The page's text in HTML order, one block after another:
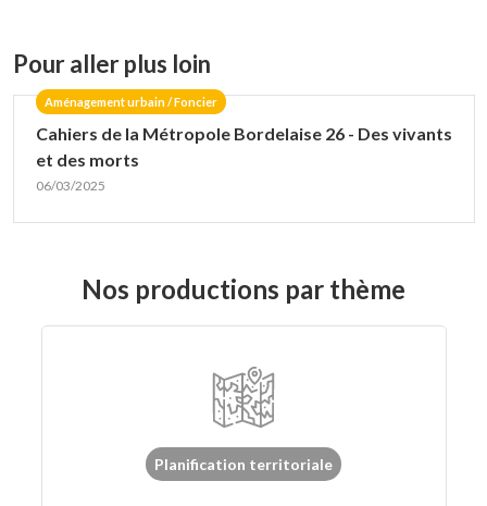
Pour aller plus loin
Aménagement urbain / Foncier
Cahiers de la Métropole Bordelaise 26 - Des vivants
et des morts
06/03/2025
Nos productions par thème
Planification territoriale